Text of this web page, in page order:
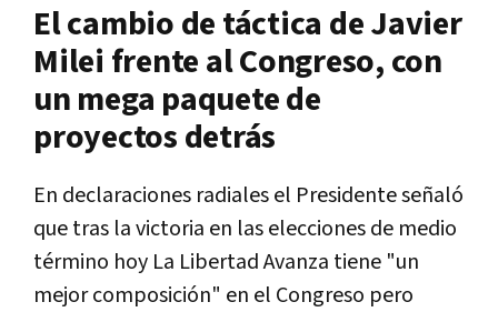
El cambio de táctica de Javier
Milei frente al Congreso, con
un mega paquete de
proyectos detrás
En declaraciones radiales el Presidente señaló
que tras la victoria en las elecciones de medio
término hoy La Libertad Avanza tiene "un
mejor composición" en el Congreso pero